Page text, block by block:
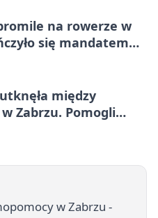
na rowerze w
się mandatem
między
Zabrzu. Pomogli
w Zabrzu -